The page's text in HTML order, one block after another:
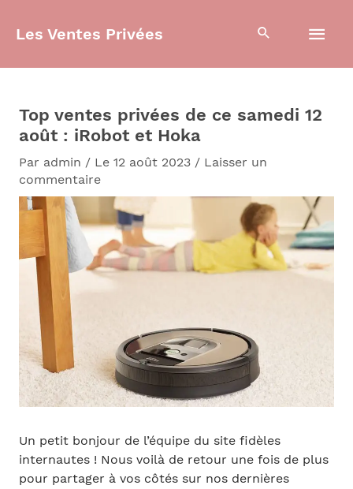
Les Ventes Privées
Top ventes privées de ce samedi 12
août : iRobot et Hoka
Par admin / Le 12 août 2023 / Laisser un
commentaire
Un petit bonjour de l’équipe du site fidèles
internautes ! Nous voilà de retour une fois de plus
pour partager à vos côtés sur nos dernières